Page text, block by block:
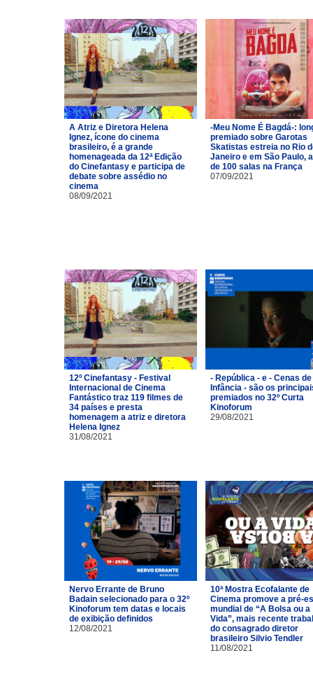
A Atriz e Diretora Helena
Ignez, ícone do cinema
brasileiro, é a grande
homenageada da 12ª Edição
do Cinefantasy e participa de
debate sobre assédio no
cinema
08/09/2021
-Meu Nome É Bagdá-:
premiado sobre Garotas
Skatistas estreia no Rio
Janeiro e em São Paulo,
de 100 salas na França
07/09/2021
12º Cinefantasy - Festival
Internacional de Cinema
Fantástico traz 119 filmes de
34 países e presta
homenagem a atriz e diretora
Helena Ignez
31/08/2021
- República - e - Cenas de
Infância - são os
premiados no 32º Curta
Kinoforum
29/08/2021
Nervo Errante de Bruno
Badain selecionado para o 32º
Kinoforum tem datas e locais
de exibição definidos
12/08/2021
10ª Mostra Ecofalante de
Cinema promove a pré-
mundial de “A Bolsa ou a
Vida”, mais recente
do consagrado diretor
brasileiro Silvio Tendler
11/08/2021